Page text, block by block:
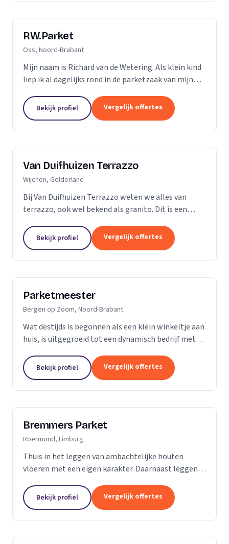
RW.Parket
Oss, Noord-Brabant
Mijn naam is Richard van de Wetering. Als klein kind
liep ik al dagelijks rond in de parketzaak van mijn
ook de reden dat ik besloot zelf...
Bekijk profiel Vergelijk offertes
Van Duifhuizen Terrazzo
Wijchen, Gelderland
Bij Van Duifhuizen Terrazzo weten we alles van
terrazzo, ook wel bekend als granito. Dit is een
is in principe te produceren in elke vorm....
Bekijk profiel Vergelijk offertes
Parketmeester
Bergen op Zoom, Noord-Brabant
Wat destijds is begonnen als een klein winkeltje aan
huis, is uitgegroeid tot een dynamisch bedrijf met
mogelijkheden op het gebied van parket, kurk en...
Bekijk profiel Vergelijk offertes
Bremmers Parket
Roermond, Limburg
Thuis in het leggen van ambachtelijke houten
vloeren met een eigen karakter. Daarnaast leggen
soorten laminaat en PVC vloeren. Heeft u al een...
Bekijk profiel Vergelijk offertes